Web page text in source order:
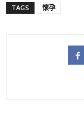
年，已帶男友見過
TAGS 懷孕